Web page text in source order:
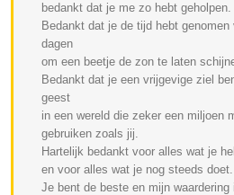
bedankt dat je me zo hebt geholpen.
Bedankt dat je de tijd hebt
dagen
om een beetje de zon te laten
Bedankt dat je een vrijgevige ziel
geest
in een wereld die zeker een miljoen
gebruiken zoals jij.
Hartelijk bedankt voor alles wat je
en voor alles wat je nog steeds doet.
Je bent de beste en mijn waardering